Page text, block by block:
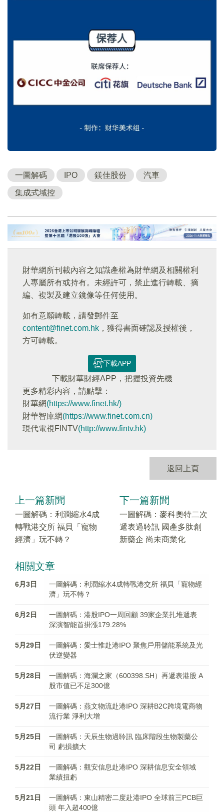
一圖解碼 IPO 鎂佳股份 汽車
集成式域控
財華網所刊載內容之知識產權為財華網及相關權利
人專屬所有或持有。未經許可，禁止進行轉載、摘
編、複製及建立鏡像等任何使用。
如有意願轉載，請發郵件至
content@finet.com.hk ，獲得書面確認及授權後，
方可轉載。
下載APP
下載財華財經APP，把握投資先機
更多精彩内容，請點擊：
財華網(https://www.finet.hk/)
財華智庫網(https://www.finet.com.cn)
現代電視FINTV(http://www.fintv.hk)
返回上頁
上一篇新聞
一圖解碼：利潤縮水4成
轉戰港交所 福貝「寵物
經濟」玩不轉？
下一篇新聞
一圖解碼：麥科奧特二次
遞表過聆訊 國產多肽創
新藥企 尚未商業化
相關文章
6月3日
一圖解碼：利潤縮水4成轉戰港交所 福貝「寵物經
濟」玩不轉？
6月2日
一圖解碼：港股IPO一周回顧 39家企業扎堆遞表
深演智能首掛漲179.28%
5月29日
一圖解碼：愛士惟赴港IPO 聚焦戶用儲能系統及光
伏逆變器
5月28日
一圖解碼：海瀾之家（600398.SH）再遞表港股 A
股市值已不足300億
5月27日
一圖解碼：燕文物流赴港IPO 深耕B2C跨境電商物
流行業 淨利大增
5月25日
一圖解碼：天辰生物過聆訊 臨床階段生物製藥公
司 虧損擴大
5月22日
一圖解碼：觀安信息赴港IPO 深耕信息安全領域
業績扭虧
5月21日
一圖解碼：東山精密二度赴港IPO 全球前三PCB巨
頭 年入超400億